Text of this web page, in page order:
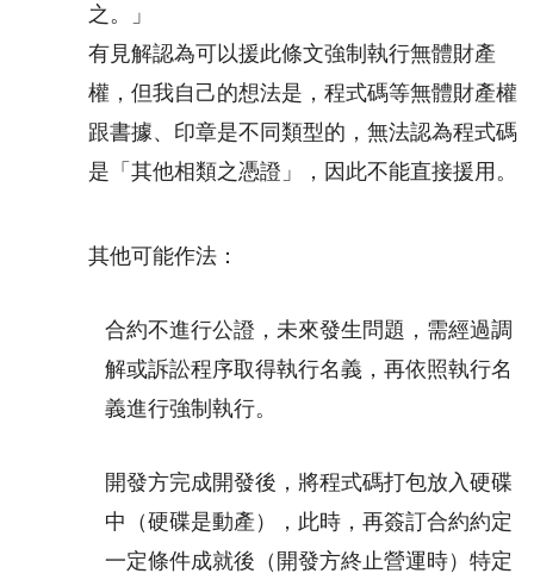
之。」
有見解認為可以援此條文強制執行無體財產
權，但我自己的想法是，程式碼等無體財產權
跟書據、印章是不同類型的，無法認為程式碼
是「其他相類之憑證」，因此不能直接援用。
其他可能作法：
合約不進行公證，未來發生問題，需經過調
解或訴訟程序取得執行名義，再依照執行名
義進行強制執行。
開發方完成開發後，將程式碼打包放入硬碟
中（硬碟是動產），此時，再簽訂合約約定
一定條件成就後（開發方終止營運時）特定